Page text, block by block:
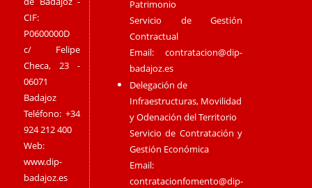
CIF:
P0600000D
c/ Felipe
Checa, 23 -
06071
Badajoz
Teléfono: +34
924 212 400
Web:
www.dip-
badajoz.es
Patrimonio
Servicio de Gestión
Contractual
Email:contratacion@dip-
badajoz.es
Delegación de
Infraestructuras, Movilidad
y Odenación del Territorio
Servicio de Contratación y
Gestión Económica
Email:
contratacionfomento@dip-